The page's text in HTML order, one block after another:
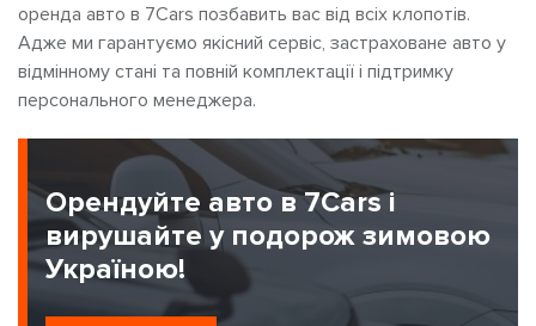
оренда авто в 7Cars позбавить вас від всіх клопотів.
Адже ми гарантуємо якісний сервіс, застраховане авто у
відмінному стані та повній комплектації і підтримку
персонального менеджера.
Орендуйте авто в 7Cars і
вирушайте у подорож зимовою
Україною!